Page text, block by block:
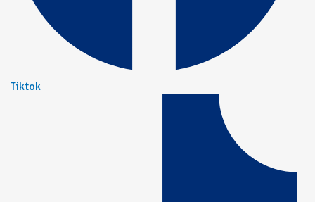
Tiktok